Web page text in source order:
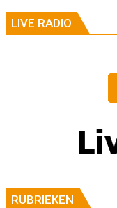
LIVE RADIO
RUBRIEKEN